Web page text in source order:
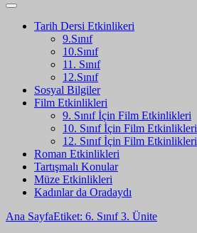
Tarih Dersi Etkinlikeri
9.Sınıf
10.Sınıf
11. Sınıf
12.Sınıf
Sosyal Bilgiler
Film Etkinlikleri
9. Sınıf İçin Film Etkinlikleri
10. Sınıf İçin Film Etkinlikleri
12. Sınıf İçin Film Etkinlikleri
Roman Etkinlikleri
Tartışmalı Konular
Müze Etkinlikleri
Kadınlar da Oradaydı
Ana SayfaEtiket: 6. Sınıf 3. Ünite